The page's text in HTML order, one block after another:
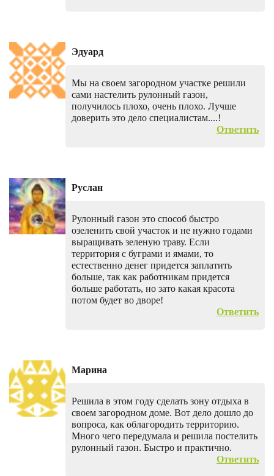
Эдуард
Мы на своем загородном участке решили
сами настелить рулонный газон,
получилось плохо, очень плохо. Лучше
доверить это дело специалистам....!
Ответить
Руслан
Рулонный газон это способ быстро
озеленить свой участок и не нужно годами
выращивать зеленую траву. Если
территория с буграми и ямами, то
естественно денег придется заплатить
больше, так как работникам придется
больше работать, но зато какая красота
потом будет во дворе!
Ответить
Марина
Решила в этом году сделать зону отдыха в
своем загородном доме. Вот дело дошло до
вопроса, как облагородить территорию.
Много чего передумала и решила постелить
рулонный газон. Быстро и практично.
Ответить